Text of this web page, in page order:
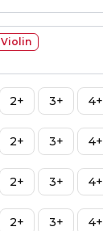
2+ 3+ 4+
2+ 3+ 4+
2+ 3+ 4+
2+ 3+ 4+